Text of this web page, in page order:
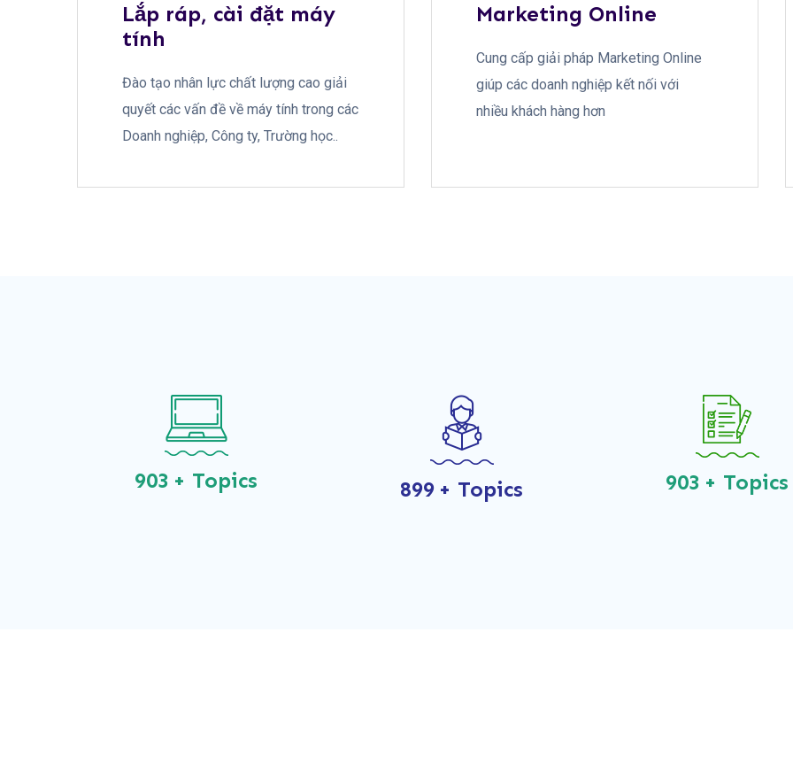
Lắp ráp, cài đặt máy
tính
Đào tạo nhân lực chất lượng cao giải
quyết các vấn đề về máy tính trong các
Doanh nghiệp, Công ty, Trường học..
Marketing Online
Cung cấp giải pháp Marketing Online
giúp các doanh nghiệp kết nối với
nhiều khách hàng hơn
1050 + Topics 1050 + Topics 1050 +